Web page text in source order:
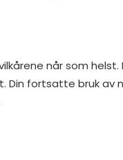
når som helst.
Din fortsatte bruk